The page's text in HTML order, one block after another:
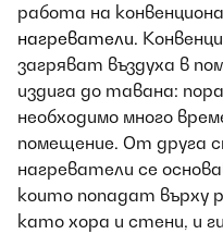
работа на
нагреватели.
загряват въздуха в
издига до тавана:
необходимо много
помещение. От друга
нагреватели се
които попадат върху
като хора и стени, и